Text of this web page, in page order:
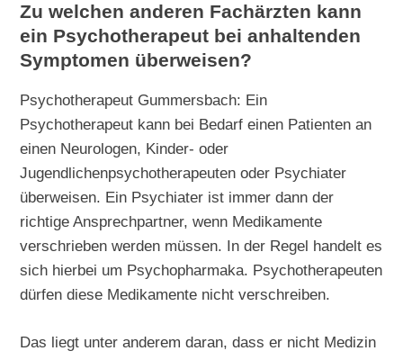
Zu welchen anderen Fachärzten kann
ein Psychotherapeut bei anhaltenden
Symptomen überweisen?
Psychotherapeut Gummersbach: Ein
Psychotherapeut kann bei Bedarf einen Patienten an
einen Neurologen, Kinder- oder
Jugendlichenpsychotherapeuten oder Psychiater
überweisen. Ein Psychiater ist immer dann der
richtige Ansprechpartner, wenn Medikamente
verschrieben werden müssen. In der Regel handelt es
sich hierbei um Psychopharmaka. Psychotherapeuten
dürfen diese Medikamente nicht verschreiben.
Das liegt unter anderem daran, dass er nicht Medizin